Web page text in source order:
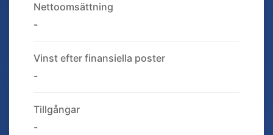
Nettoomsättning
-
Vinst efter finansiella poster
-
Tillgångar
-